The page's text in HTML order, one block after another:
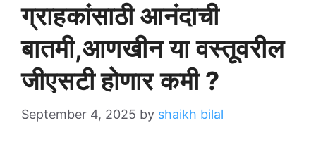
ग्राहकांसाठी आनंदाची
बातमी,आणखीन या वस्तूवरील
जीएसटी होणार कमी ?
September 4, 2025 by shaikh bilal